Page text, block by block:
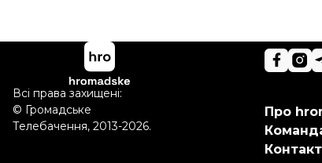
Про
Всі права захищені:
© Громадське
Телебачення, 2013-2026.